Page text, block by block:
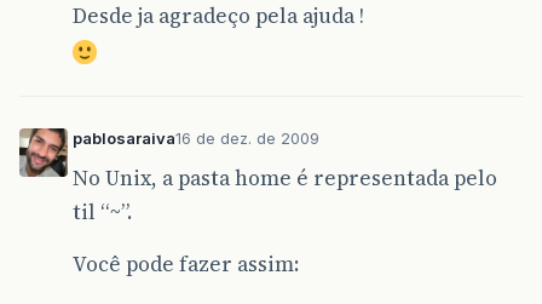
Desde ja agradeço pela ajuda !
pablosaraiva16 de dez. de 2009
No Unix, a pasta home é representada pelo
til “~”.
Você pode fazer assim: